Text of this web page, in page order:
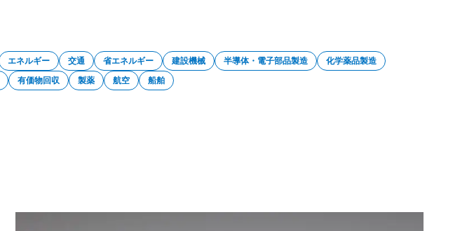
エネルギー 交通 省エネルギー 建設機械 半導体・電子部品製造
化学薬品製造
有価物回収 製薬 航空 船舶